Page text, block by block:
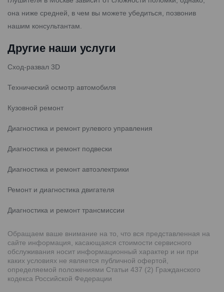
она ниже средней, в чем вы можете убедиться, позвонив
нашим консультантам.
Другие наши услуги
Cход-развал 3D
Технический осмотр автомобиля
Кузовной ремонт
Диагностика и ремонт рулевого управления
Диагностика и ремонт подвески
Диагностика и ремонт автоэлектрики
Ремонт и диагностика двигателя
Диагностика и ремонт трансмиссии
Обращаем ваше внимание на то, что вся представленная на
сайте информация, касающаяся стоимости сервисного
обслуживания носит информационный характер и ни при
каких условиях не является публичной офертой,
определяемой положениями Статьи 437 (2) Гражданского
кодекса Российской Федерации